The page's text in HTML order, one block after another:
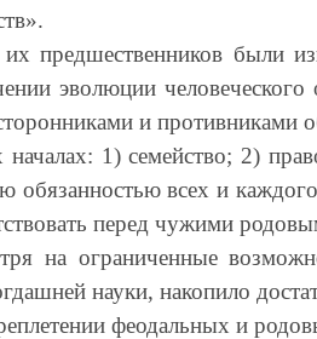
были
эволюции
и противниками
1) семейство; 2)
обязанностью всех и
перед чужими
на ограниченные
науки, накопило
феодальных и